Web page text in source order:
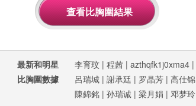
最新和明星
比胸圍數據
李育玟 | 程茜 | azthqfk1j0xma4 |
呂瑞城 | 謝承廷 | 罗晶芳 | 高仕锦
陳錦銘 | 孙瑞诚 | 梁月娟 | 邓梦玲